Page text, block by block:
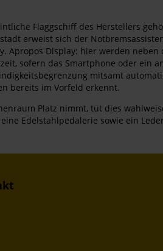
Flaggschiff des Herstellers
erweist sich der
Apropos Display: hier werden neben
sofern das Smartphone oder ein
mitsamt
bereits im Vorfeld erkennt.
Platz nimmt, tut dies
Edelstahlpedalerie sowie ein